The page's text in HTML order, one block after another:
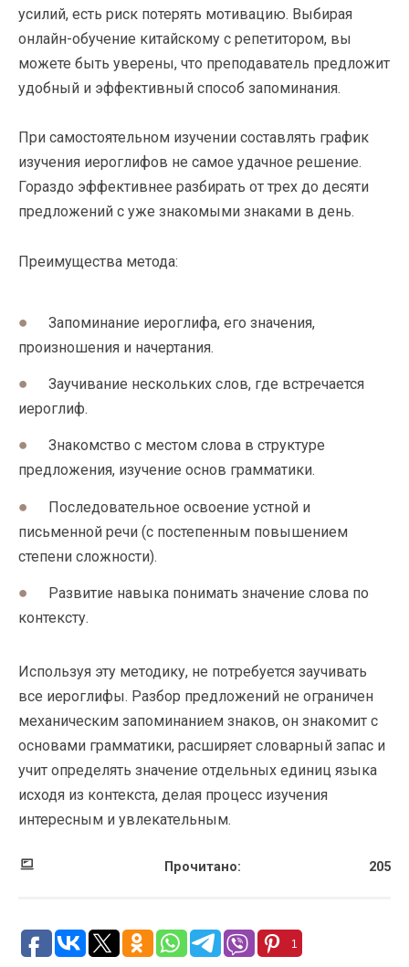
усилий, есть риск потерять мотивацию. Выбирая
онлайн-обучение китайскому с репетитором, вы
можете быть уверены, что преподаватель предложит
удобный и эффективный способ запоминания.
При самостоятельном изучении составлять график
изучения иероглифов не самое удачное решение.
Гораздо эффективнее разбирать от трех до десяти
предложений с уже знакомыми знаками в день.
Преимущества метода:
Запоминание иероглифа, его значения,
произношения и начертания.
Заучивание нескольких слов, где встречается
иероглиф.
Знакомство с местом слова в структуре
предложения, изучение основ грамматики.
Последовательное освоение устной и
письменной речи (с постепенным повышением
степени сложности).
Развитие навыка понимать значение слова по
контексту.
Используя эту методику, не потребуется заучивать
все иероглифы. Разбор предложений не ограничен
механическим запоминанием знаков, он знакомит с
основами грамматики, расширяет словарный запас и
учит определять значение отдельных единиц языка
исходя из контекста, делая процесс изучения
интересным и увлекательным.
Прочитано: 205
1